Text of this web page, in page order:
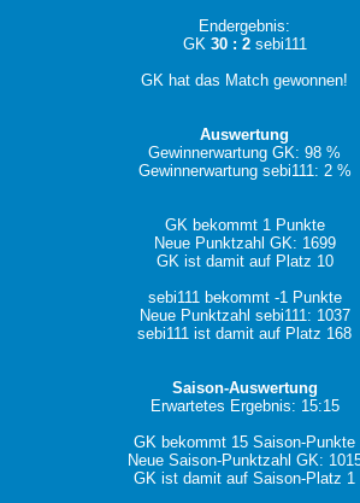
Endergebnis:
GK 30 : 2sebi111
GK hat das Match gewonnen!
Auswertung
Gewinnerwartung GK: 98 %
Gewinnerwartung sebi111: 2 %
GK bekommt 1 Punkte
Neue Punktzahl GK: 1699
GK ist damit auf Platz 10
sebi111 bekommt -1 Punkte
Neue Punktzahl sebi111: 1037
sebi111 ist damit auf Platz 168
Saison-Auswertung
Erwartetes Ergebnis: 15:15
GK bekommt 15 Saison-Punkte
Neue Saison-Punktzahl GK:
GK ist damit auf Saison-Platz 1